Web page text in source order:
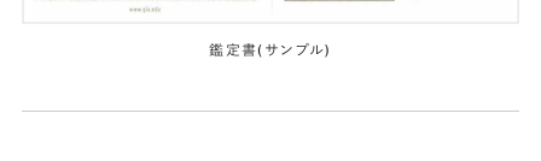
鑑定書(サンプル)